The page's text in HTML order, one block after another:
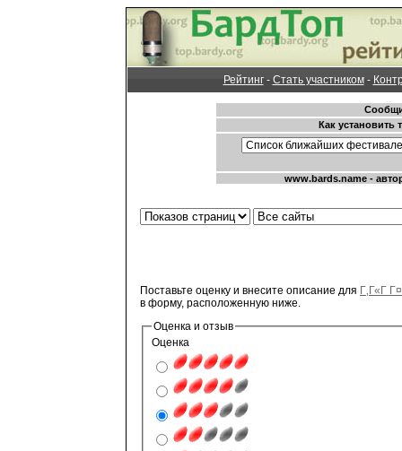
Рейтинг- Стать участником-
Поставьте оценку и внесите описание для Г‚Г«Г
в форму, расположенную ниже.
Оценка и отзыв
Оценка